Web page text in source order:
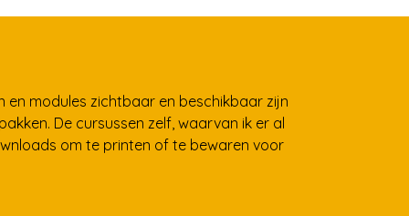
en modules zichtbaar en beschikbaar zijn
De cursussen zelf, waarvan ik er al
om te printen of te bewaren voor